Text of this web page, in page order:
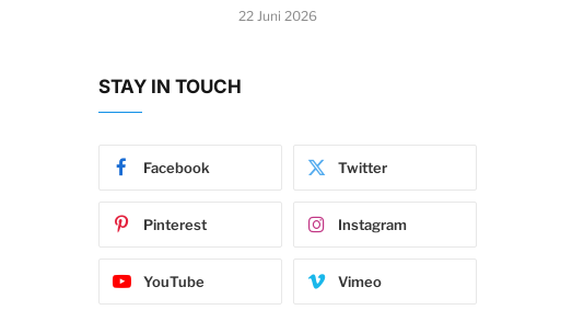
22 Juni 2026
STAY IN TOUCH
Facebook Twitter
Pinterest Instagram
YouTube Vimeo